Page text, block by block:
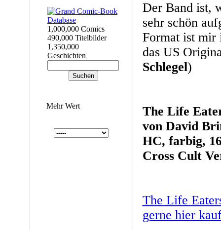
1,000,000 Comics
490,000 Titelbilder
1,350,000
Geschichten
Mehr Wert
Der Band ist,
sehr schön
Format ist mir
das US
Schlegel)
The Life
von David
HC, farbig,
Cross Cult
The Life
gerne hier